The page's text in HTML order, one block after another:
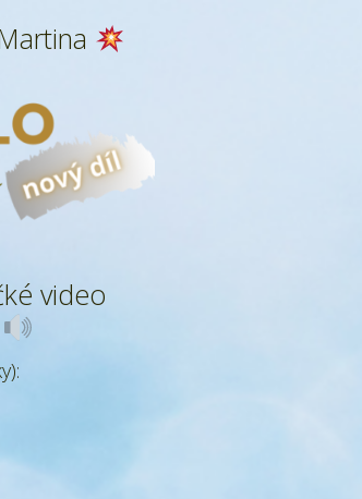
video